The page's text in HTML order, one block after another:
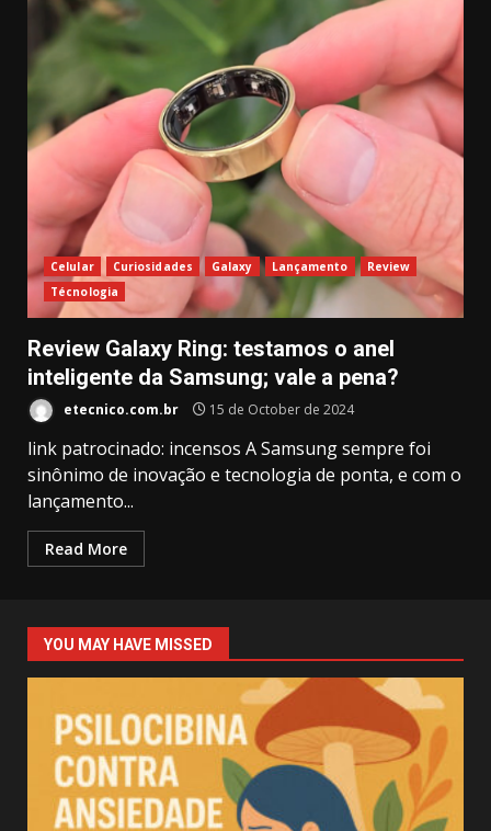
Celular Curiosidades Galaxy Lançamento
Review
Técnologia
Review Galaxy Ring: testamos o anel
inteligente da Samsung; vale a pena?
etecnico.com.br 15 de October de 2024
link patrocinado: incensos A Samsung sempre foi
sinônimo de inovação e tecnologia de ponta, e com o
lançamento...
Read More
YOU MAY HAVE MISSED